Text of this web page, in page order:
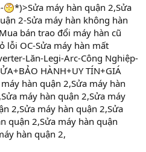
*)>Sửa máy hàn quận 2,Sửa
2-Sửa máy hàn không hàn
bán trao đổi máy hàn cũ
lỗi OC-Sửa máy hàn mất
Lăn-Legi-Arc-Công Nghiệp-
HÀNH+UY TÍN+GIÁ
hàn quận 2,Sửa máy hàn
máy hàn quận 2,Sửa máy
2,Sửa máy hàn quận 2,Sửa
quận 2,Sửa máy hàn quận
hàn quận 2,